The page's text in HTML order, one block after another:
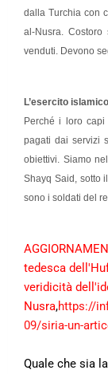
dalla Turchia con
al-Nusra.
venduti. Devono
L’esercito
Perché i loro capi
pagati dai servizi
obiettivi. Siamo
Shayq Said, sotto
sono i soldati del
tedesca
veridicità
Nusra,https://
09/siria-un-
Quale che sia